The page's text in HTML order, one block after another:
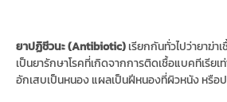
ยาปฏิชีวนะ (Antibiotic) เรียกกันทั่วไปว่ายาฆ่า
เป็นยารักษาโรคที่เกิดจากการติดเชื้อแบคทีเรียเ
อักเสบเป็นหนอง แผลเป็นฝีหนองที่ผิวหนัง หรือ